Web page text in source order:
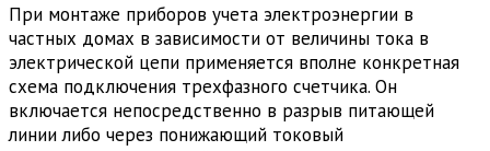
При монтаже приборов учета электроэнергии в
частных домах в зависимости от величины тока в
электрической цепи применяется вполне конкретная
схема подключения трехфазного счетчика. Он
включается непосредственно в разрыв питающей
линии либо через понижающий токовый